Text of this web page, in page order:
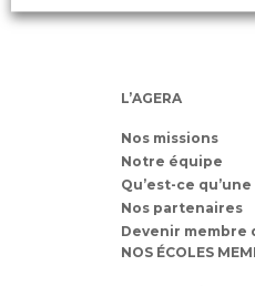
L’AGERA
Nos missions
Notre équipe
Qu’est-ce
Nos partenaires
Devenir membre
NOS ÉCOLES